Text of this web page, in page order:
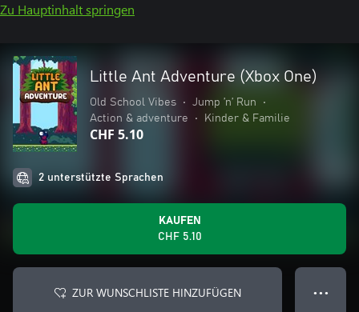
Zu Hauptinhalt springen
Little Ant Adventure (Xbox One)
Old School Vibes • Jump ’n’ Run
•
Action & adventure
• Kinder & Familie
CHF 5.10
2 unterstützte Sprachen
KAUFEN
CHF 5.10
ZUR WUNSCHLISTE HINZUFÜGEN ● ● ●